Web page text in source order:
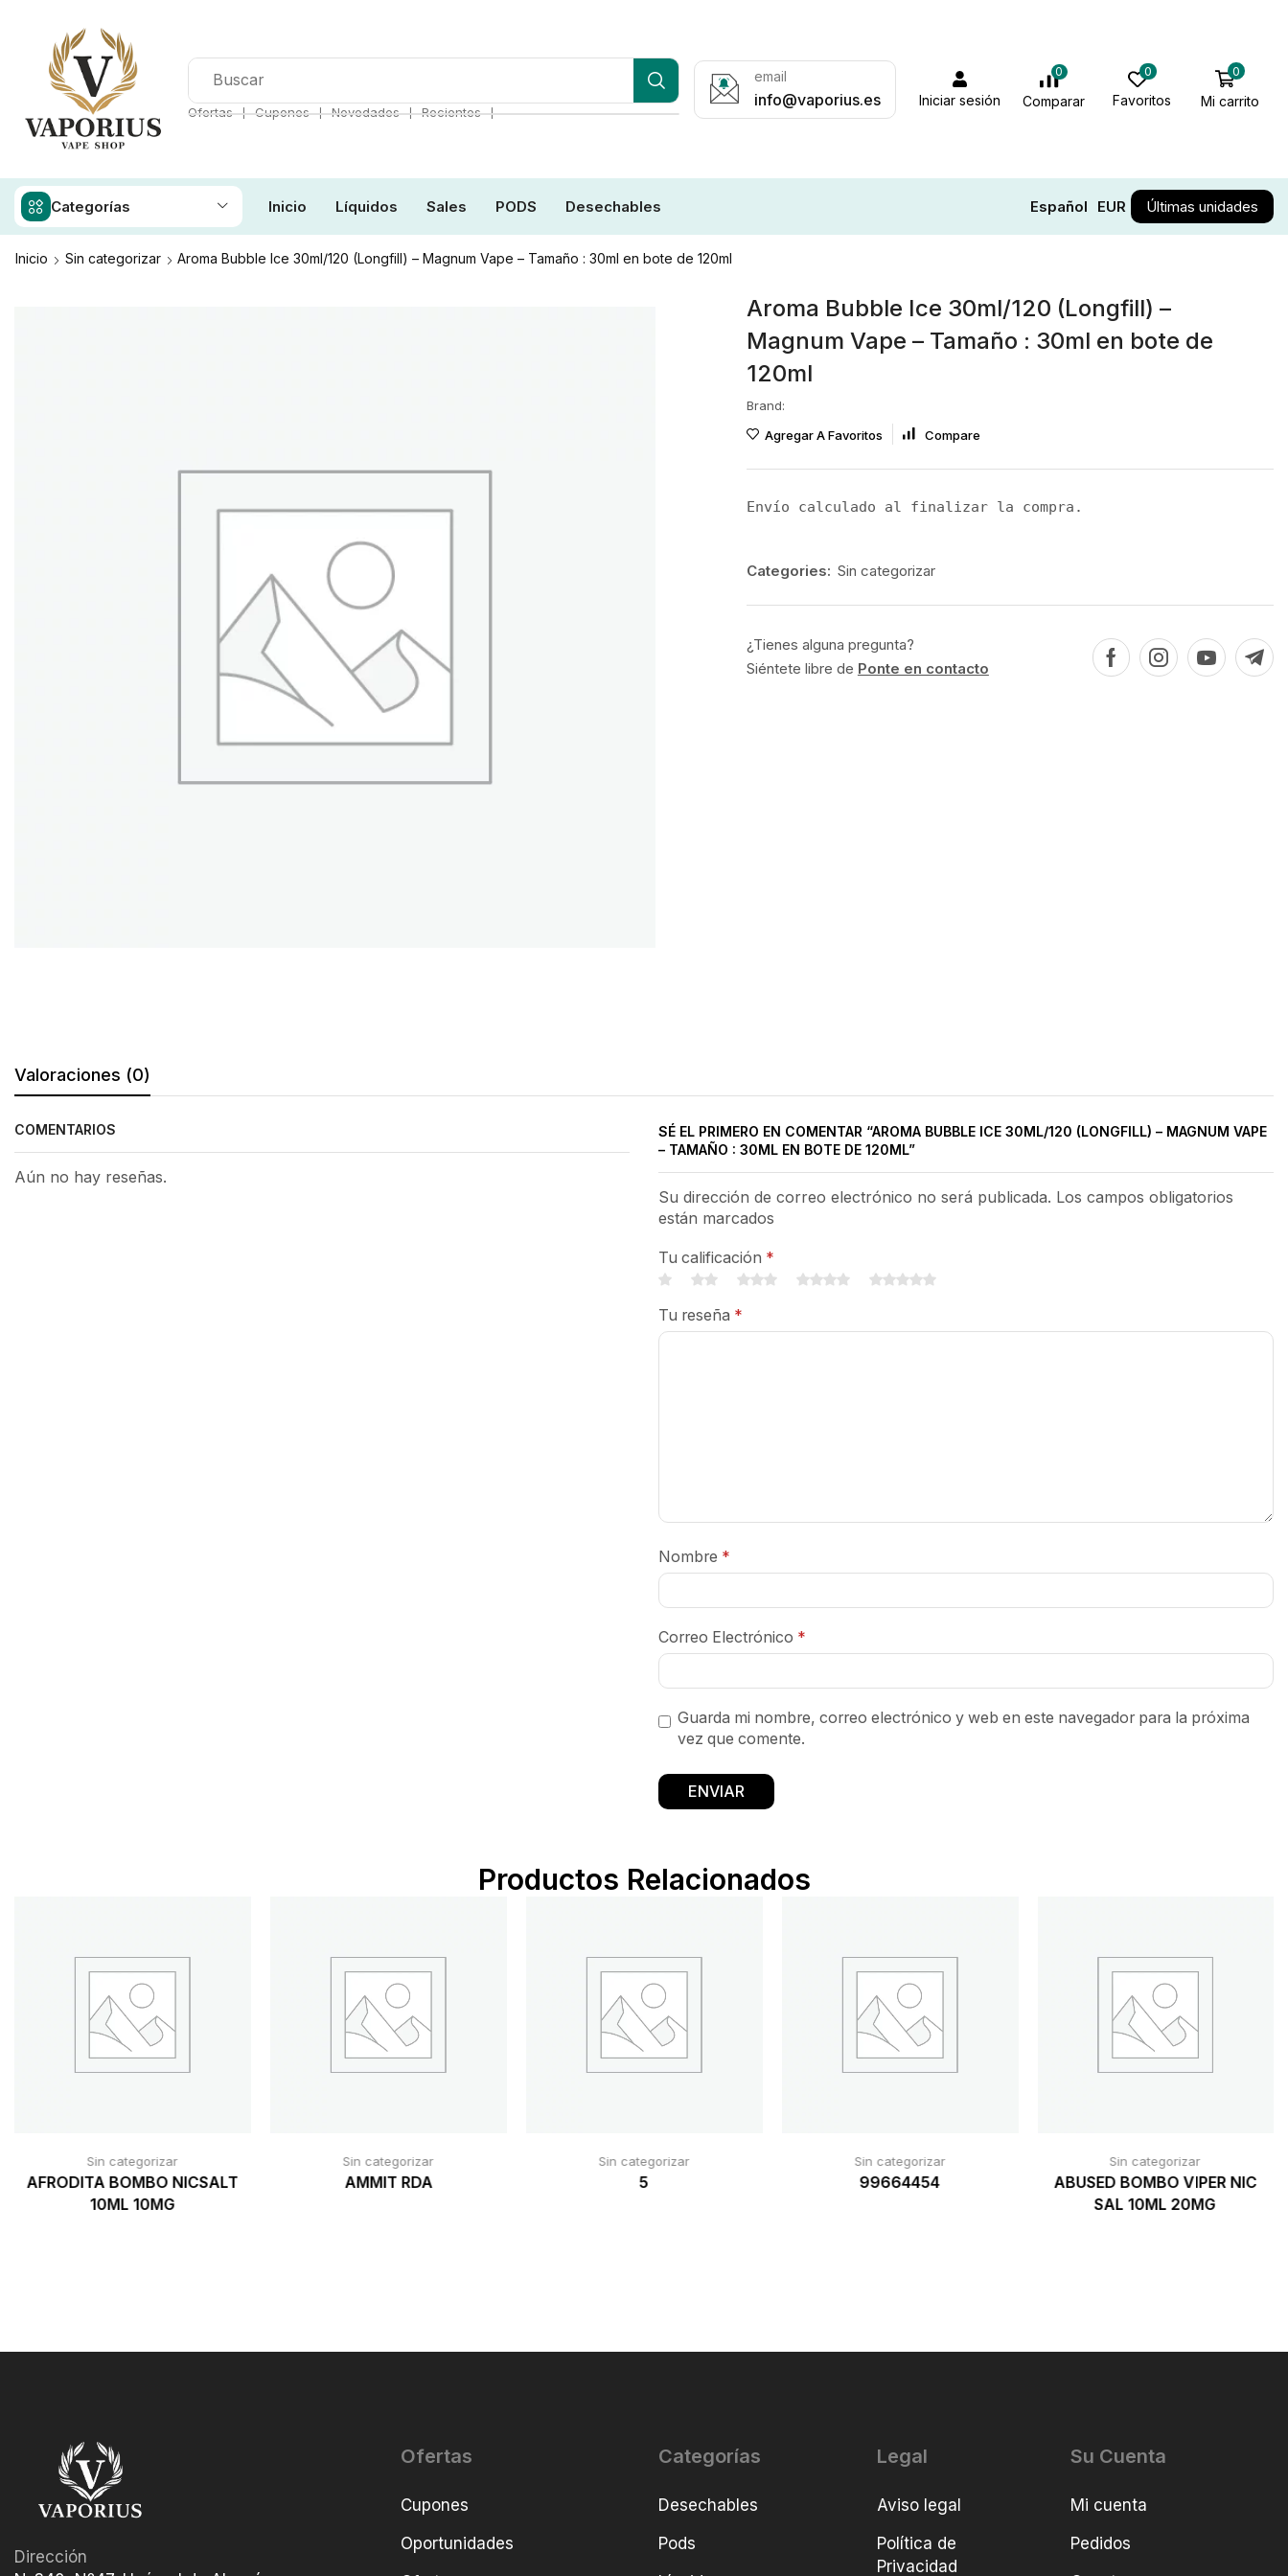
Ofertas ❘ Cupones ❘ Novedades ❘ Recientes ❘
email
info@vaporius.es Iniciar sesión
0
Comparar
0
Favoritos
0
Mi carrito
Categorías Inicio Líquidos Sales PODS Desechables Español EUR Últimas unidades
Inicio Sin categorizar Aroma Bubble Ice 30ml/120 (Longfill) – Magnum Vape – Tamaño : 30ml en bote de 120ml
Aroma Bubble Ice 30ml/120 (Longfill) –
Magnum Vape – Tamaño : 30ml en bote de
120ml
Brand:
Agregar A Favoritos
Compare
Envío calculado al finalizar la compra.
Categories: Sin categorizar
¿Tienes alguna pregunta?
Siéntete libre de Ponte en contacto
Valoraciones (0)
COMENTARIOS
Aún no hay reseñas.
SÉ EL PRIMERO EN COMENTAR “AROMA BUBBLE ICE 30ML/120 (LONGFILL) – MAGNUM VAPE
– TAMAÑO : 30ML EN BOTE DE 120ML”
Su dirección de correo electrónico no será publicada. Los campos obligatorios
están marcados
Tu calificación *
Tu reseña *
Nombre *
Correo Electrónico *
Guarda mi nombre, correo electrónico y web en este navegador para la próxima
vez que comente.
Productos Relacionados
Sin categorizar
AFRODITA BOMBO NICSALT
10ML 10MG
Sin categorizar
AMMIT RDA
Sin categorizar
5
Sin categorizar
99664454
Sin categorizar
ABUSED BOMBO VIPER NIC
SAL 10ML 20MG
Dirección
Ofertas
Cupones
Oportunidades
Categorías
Desechables
Pods
Legal
Aviso legal
Política de
Privacidad
Su Cuenta
Mi cuenta
Pedidos